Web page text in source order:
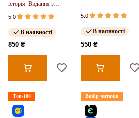
історія. Видання з
ілюстрованим зрізом
(у)
5.0
В наявності
850 ₴
5.0
В наявності
550 ₴
Топ-100 Вибір читачів